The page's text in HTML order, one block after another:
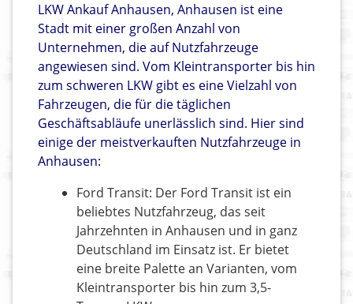
LKW Ankauf Anhausen, Anhausen ist eine
Stadt mit einer großen Anzahl von
Unternehmen, die auf Nutzfahrzeuge
angewiesen sind. Vom Kleintransporter bis hin
zum schweren LKW gibt es eine Vielzahl von
Fahrzeugen, die für die täglichen
Geschäftsabläufe unerlässlich sind. Hier sind
einige der meistverkauften Nutzfahrzeuge in
Anhausen:
Ford Transit: Der Ford Transit ist ein
beliebtes Nutzfahrzeug, das seit
Jahrzehnten in Anhausen und in ganz
Deutschland im Einsatz ist. Er bietet
eine breite Palette an Varianten, vom
Kleintransporter bis hin zum 3,5-